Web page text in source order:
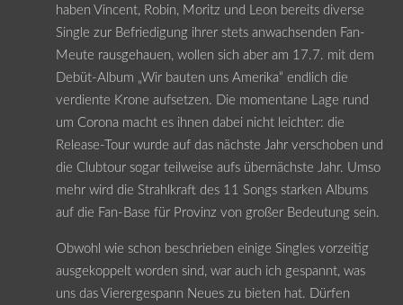
haben Vincent, Robin, Moritz und Leon bereits diverse
Single zur Befriedigung ihrer stets anwachsenden Fan-
Meute rausgehauen, wollen sich aber am 17.7. mit dem
Debüt-Album „Wir bauten uns Amerika“ endlich die
verdiente Krone aufsetzen. Die momentane Lage rund
um Corona macht es ihnen dabei nicht leichter: die
Release-Tour wurde auf das nächste Jahr verschoben und
die Clubtour sogar teilweise aufs übernächste Jahr. Umso
mehr wird die Strahlkraft des 11 Songs starken Albums
auf die Fan-Base für Provinz von großer Bedeutung sein.
Obwohl wie schon beschrieben einige Singles vorzeitig
ausgekoppelt worden sind, war auch ich gespannt, was
uns das Vierergespann Neues zu bieten hat. Dürfen